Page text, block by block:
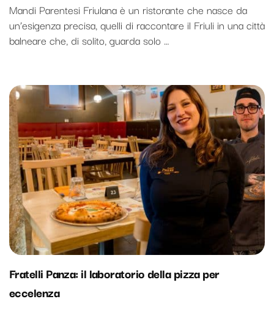
Mandi Parentesi Friulana è un ristorante che nasce da
un’esigenza precisa, quelli di raccontare il Friuli in una città
balneare che, di solito, guarda solo …
Fratelli Panza: il laboratorio della pizza per
eccelenza